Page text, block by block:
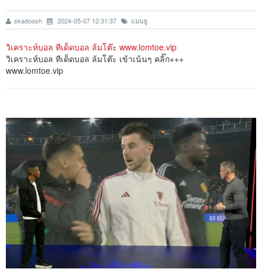
skadoosh 2024-05-07 12:31:37 แมนยู
วิเคราะห์บอล ทีเด็ดบอล ล้มโต๊ะ www.lomtoe.vip
วิเคราะห์บอล ทีเด็ดบอล ล้มโต๊ะ เข้าเน้นๆ คลิ๊ก+++
www.lomtoe.vip